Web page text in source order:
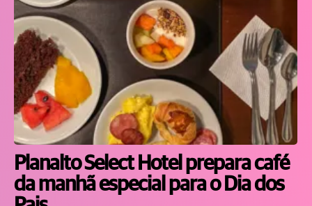
Planalto Select Hotel prepara café
da manhã especial para o Dia dos